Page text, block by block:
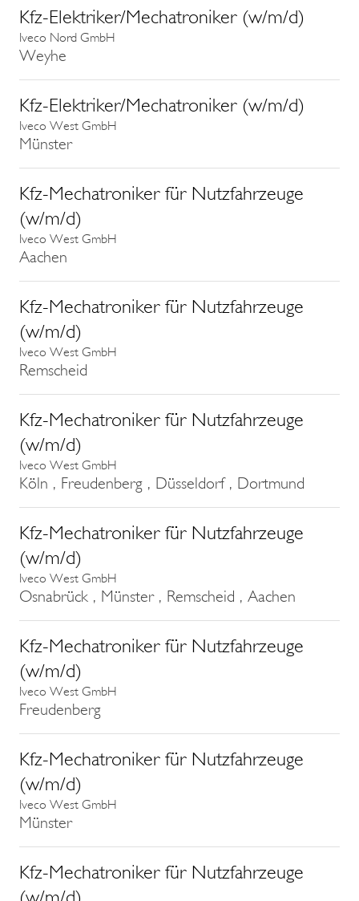
Kfz-Elektriker/Mechatroniker (w/m/d)
Iveco Nord GmbH
Weyhe
Kfz-Elektriker/Mechatroniker (w/m/d)
Iveco West GmbH
Münster
Kfz-Mechatroniker für Nutzfahrzeuge
(w/m/d)
Iveco West GmbH
Aachen
Kfz-Mechatroniker für Nutzfahrzeuge
(w/m/d)
Iveco West GmbH
Remscheid
Kfz-Mechatroniker für Nutzfahrzeuge
(w/m/d)
Iveco West GmbH
Köln , Freudenberg , Düsseldorf , Dortmund
Kfz-Mechatroniker für Nutzfahrzeuge
(w/m/d)
Iveco West GmbH
Osnabrück , Münster , Remscheid , Aachen
Kfz-Mechatroniker für Nutzfahrzeuge
(w/m/d)
Iveco West GmbH
Freudenberg
Kfz-Mechatroniker für Nutzfahrzeuge
(w/m/d)
Iveco West GmbH
Münster
Kfz-Mechatroniker für Nutzfahrzeuge